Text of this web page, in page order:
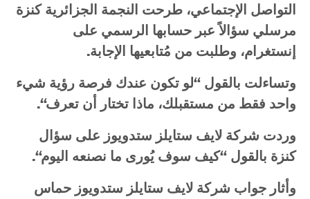
التواصل الإجتماعي، طرحت النجمة الجزائرية كنزة
مرسلي سؤالاً عبر حسابها الرسمي على
إنستغرام، وطلبت من مُتابعيها الإجابة.
وتساءلت بالقول “لو تكون عندك فرصة رؤية شيء
واحد فقط من مستقبلك، ماذا تختار أن تعرف“.
وردت شركة لايف ستايلز ستدويوز على سؤال
كنزة بالقول “كيف سوف يُورى ما نصنعه اليوم“.
وأثار جواب شركة لايف ستايلز ستدويوز حماس